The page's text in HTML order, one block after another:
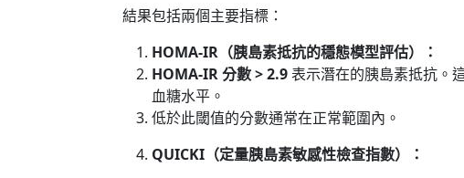
結果包括兩個主要指標：
HOMA-IR（胰島素抵抗的穩態模型評估）：
HOMA-IR 分數 > 2.9表示潛在的胰島素抵抗。
血糖水平。
低於此閾值的分數通常在正常範圍內。
QUICKI（定量胰島素敏感性檢查指數）：